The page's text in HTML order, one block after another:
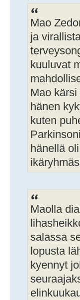
Mao
ja
kuuluvat
Mao
hänen
kuten
hänellä
Maolla
salassa
lopusta
kyennyt